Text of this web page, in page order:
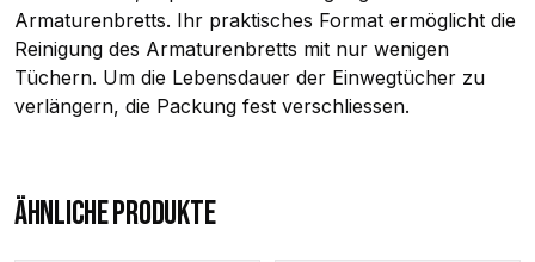
Armaturenbretts. Ihr praktisches Format ermöglicht die
Reinigung des Armaturenbretts mit nur wenigen
Tüchern. Um die Lebensdauer der Einwegtücher zu
verlängern, die Packung fest verschliessen.
ÄHNLICHE PRODUKTE